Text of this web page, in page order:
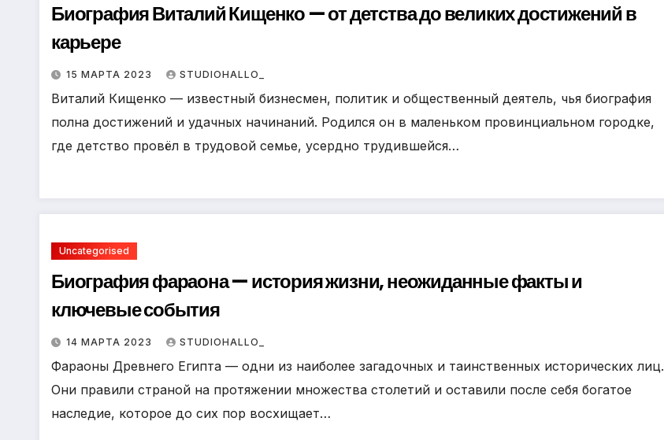
Биография Виталий Кищенко — от детства до великих достижений в
карьере
15 МАРТА 2023 STUDIOHALLO_
Виталий Кищенко — известный бизнесмен, политик и общественный деятель, чья биография
полна достижений и удачных начинаний. Родился он в маленьком провинциальном городке,
где детство провёл в трудовой семье, усердно трудившейся…
Uncategorised
Биография фараона — история жизни, неожиданные факты и
ключевые события
14 МАРТА 2023 STUDIOHALLO_
Фараоны Древнего Египта — одни из наиболее загадочных и таинственных исторических лиц.
Они правили страной на протяжении множества столетий и оставили после себя богатое
наследие, которое до сих пор восхищает…